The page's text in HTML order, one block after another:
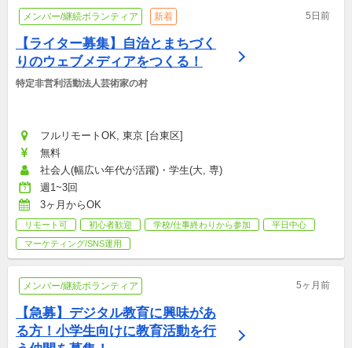
メンバー/継続ボランティア 新着 5日前
【ライター募集】自治とまちづく
りのウェブメディアをつくる！
特定非営利活動法人芸術家の村
フルリモートOK, 東京 [台東区]
無料
社会人(幅広い年代が活躍)・学生(大, 専)
週1~3回
3ヶ月からOK
リモート可 初心者歓迎 学校/仕事終わりから参加
平日中心
マーケティング/SNS運用
メンバー/継続ボランティア 5ヶ月前
【急募】デジタル教育に興味があ
る方！小学生向けに教育活動を行